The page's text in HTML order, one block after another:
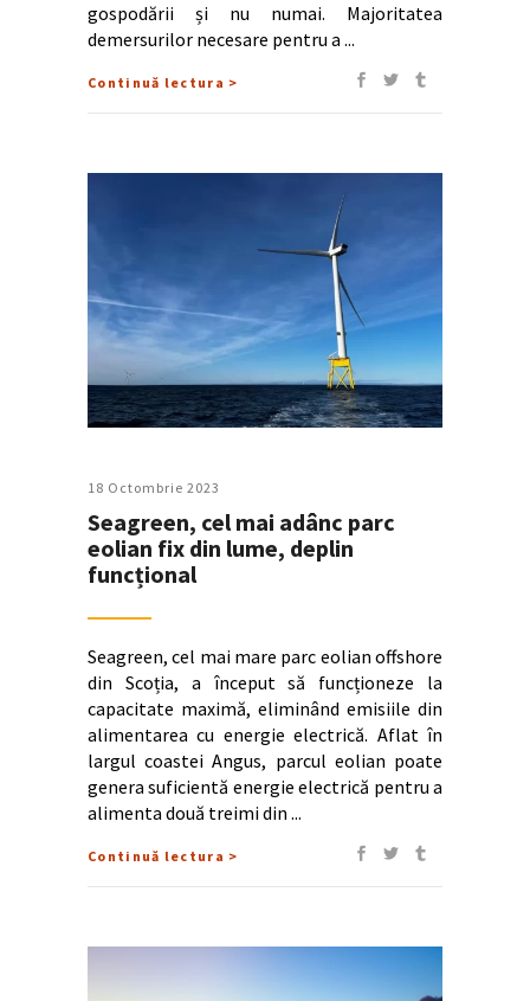
gospodării și nu numai. Majoritatea
demersurilor necesare pentru a
Continuă lectura >
18 Octombrie 2023
Seagreen, cel mai adânc parc
eolian fix din lume, deplin
funcțional
Seagreen, cel mai mare parc eolian offshore
din Scoția, a început să funcționeze la
capacitate maximă, eliminând emisiile din
alimentarea cu energie electrică. Aflat în
largul coastei Angus, parcul eolian poate
genera suficientă energie electrică pentru a
alimenta două treimi din
Continuă lectura >